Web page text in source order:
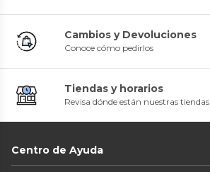
Cambios y Devoluciones
Conoce cómo pedirlos
Tiendas y horarios
Revisa dónde están nuestras tiendas
Centro de Ayuda